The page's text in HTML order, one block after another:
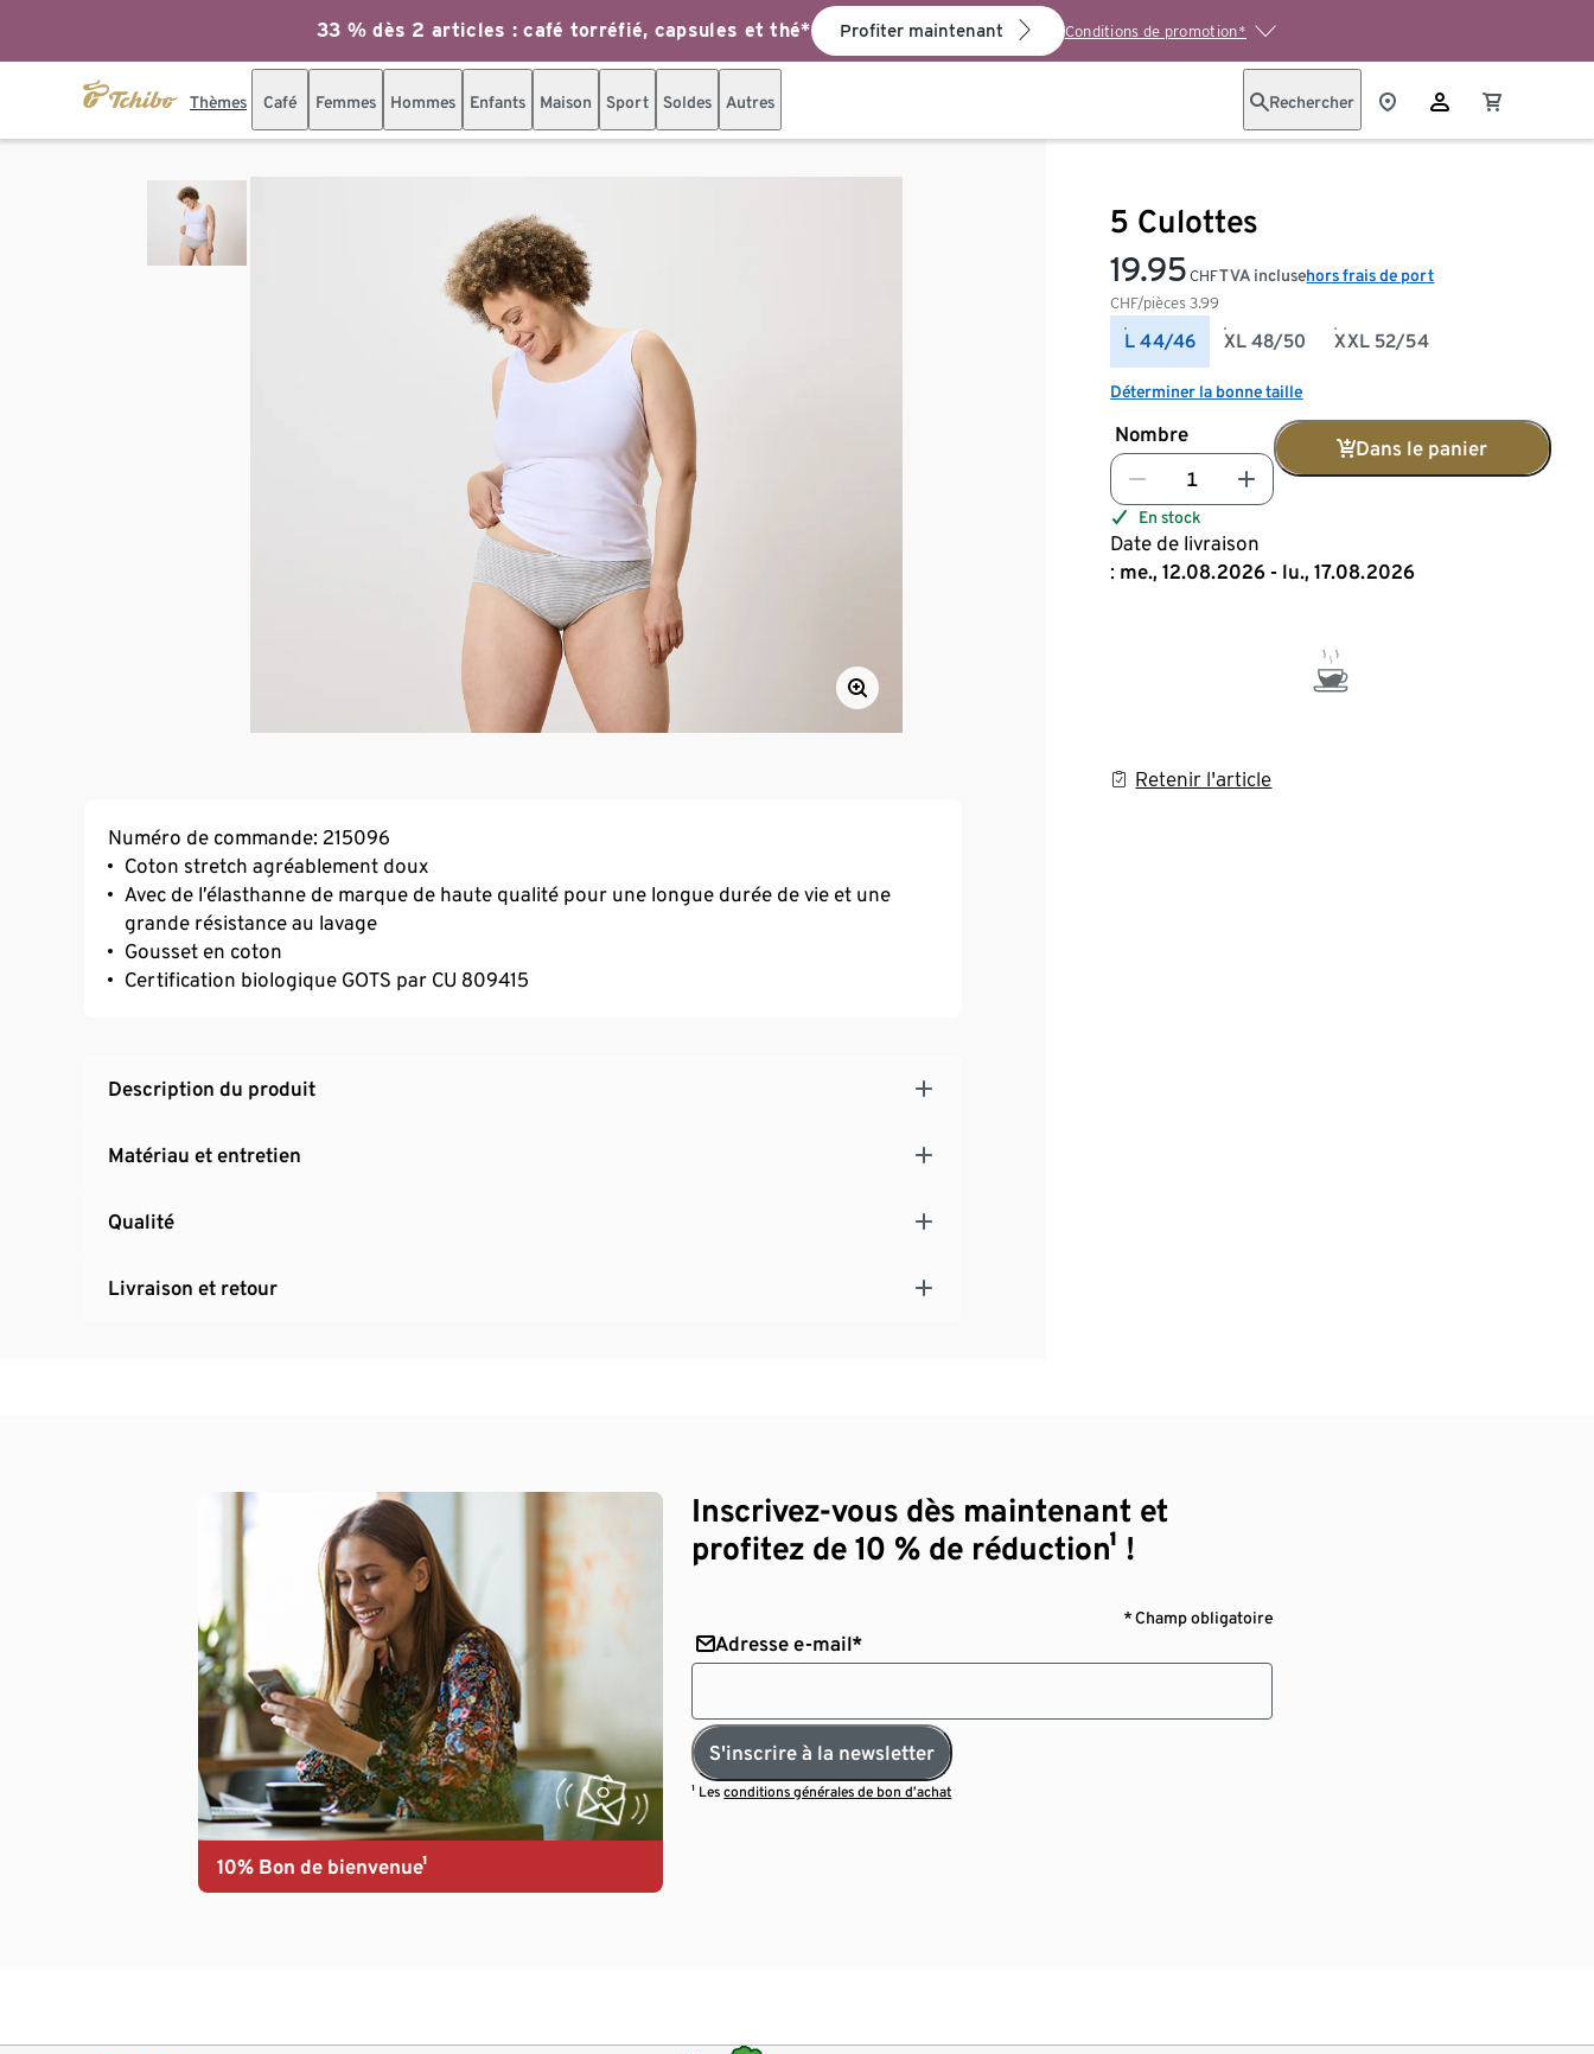
33 % dès 2 articles : café torréfié, capsules et thé* Profiter maintenant Conditions de promotion*
Thèmes Café Femmes Hommes Enfants Maison Sport Soldes Autres Rechercher
5 Culottes
19.95 CHF
CHF/pièces3.99
TVA inclusehors frais de port
L 44/46 XL 48/50 XXL 52/54
Déterminer la bonne taille
Nombre
Dans le panier
En stock
Date de livraison
: me., 12.08.2026 - lu., 17.08.2026
Retenir l'article
Numéro de commande: 215096
Coton stretch agréablement doux
Avec de l’élasthanne de marque de haute qualité pour une longue durée de vie et une
grande résistance au lavage
Gousset en coton
Certification biologique GOTS par CU 809415
Description du produit
Matériau et entretien
Qualité
Livraison et retour
10% Bon de bienvenue¹
Inscrivez-vous dès maintenant et
profitez de 10 % de réduction¹ !
* Champ obligatoire
Adresse e-mail*
S'inscrire à la newsletter
¹ Lesconditions générales de bon d’achat